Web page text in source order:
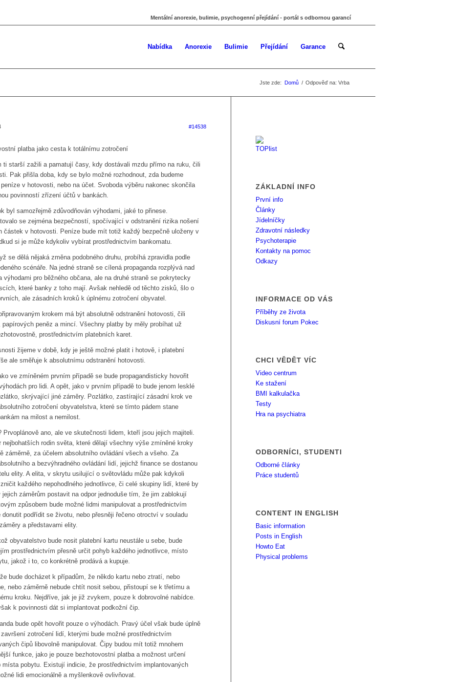
Mentální anorexie, bulimie, psychogenní přejídání - portál s odbornou garancí
Nabídka Anorexie Bulimie Přejídání Garance
Jste zde: Domů / Odpověď na: Vrba
#14538
platba jako cesta k totálnímu zotročení
ti starší zažili a pamatují časy, kdy dostávali mzdu přímo na ruku, čili
Pak přišla doba, kdy se bylo možné rozhodnout, zda budeme
v hotovosti, nebo na účet. Svoboda výběru nakonec skončila
povinností zřízení účtů v bankách.
byl samozřejmě zdůvodňován výhodami, jaké to přinese.
se zejména bezpečností, spočívající v odstranění rizika nošení
částek v hotovosti. Peníze bude mít totiž každý bezpečně uloženy v
si je může kdykoliv vybírat prostřednictvím bankomatu.
se dělá nějaká změna podobného druhu, probíhá zpravidla podle
scénáře. Na jedné straně se cílená propaganda rozplývá nad
výhodami pro běžného občana, ale na druhé straně se pokrytecky
které banky z toho mají. Avšak nehledě od těchto zisků, šlo o
ale zásadních kroků k úplnému zotročení obyvatel.
krokem má být absolutně odstranění hotovosti, čili
papírových peněz a mincí. Všechny platby by měly probíhat už
prostřednictvím platebních karet.
žijeme v době, kdy je ještě možné platit i hotově, i platební
ale směřuje k absolutnímu odstranění hotovosti.
ve zmíněném prvním případě se bude propagandisticky hovořit
pro lidi. A opět, jako v prvním případě to bude jenom lesklé
skrývající jiné záměry. Pozlátko, zastírající zásadní krok ve
zotročení obyvatelstva, které se tímto pádem stane
na milost a nemilost.
Prvoplánově ano, ale ve skutečnosti lidem, kteří jsou jejich majiteli.
nejbohatších rodin světa, které dělají všechny výše zmíněné kroky
záměrně, za účelem absolutního ovládání všech a všeho. Za
a bezvýhradného ovládání lidí, jejichž finance se dostanou
elity. A elita, v skrytu usilující o světovládu může pak kdykoli
každého nepohodlného jednotlivce, či celé skupiny lidí, které by
jejich záměrům postavit na odpor jednoduše tím, že jim zablokují
způsobem bude možné lidmi manipulovat a prostřednictvím
donutit podřídit se životu, nebo přesněji řečeno otroctví v souladu
a představami elity.
obyvatelstvo bude nosit platební kartu neustále u sebe, bude
prostřednictvím přesně určit pohyb každého jednotlivce, místo
jakož i to, co konkrétně prodává a kupuje.
bude docházet k případům, že někdo kartu nebo ztratí, nebo
nebo záměrně nebude chtít nosit sebou, přistoupí se k třetímu a
kroku. Nejdříve, jak je již zvykem, pouze k dobrovolné nabídce.
k povinnosti dát si implantovat podkožní čip.
bude opět hovořit pouze o výhodách. Pravý účel však bude úplně
zotročení lidí, kterými bude možné prostřednictvím
čipů libovolně manipulovat. Čipy budou mít totiž mnohem
funkce, jako je pouze bezhotovostní platba a možnost určení
místa pobytu. Existují indicie, že prostřednictvím implantovaných
lidi emocionálně a myšlenkově ovlivňovat.
ZÁKLADNÍ INFO
První info
Články
Jídelníčky
Zdravotní následky
Psychoterapie
Kontakty na pomoc
Odkazy
INFORMACE OD VÁS
Příběhy ze života
Diskusní forum Pokec
CHCI VĚDĚT VÍC
Video centrum
Ke stažení
BMI kalkulačka
Testy
Hra na psychiatra
ODBORNÍCI, STUDENTI
Odborné články
Práce studentů
CONTENT IN ENGLISH
Basic information
Posts in English
Howto Eat
Physical problems